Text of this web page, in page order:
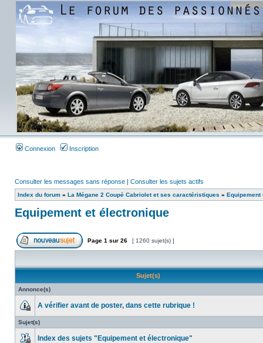
Connexion Inscription
Consulter les messages sans réponse | Consulter les sujets actifs
Index du forum » La Mégane 2 Coupé Cabriolet et ses caractéristiques » Equipement
Equipement et électronique
Page 1 sur 26 [ 1260 sujet(s) ]
Sujet(s)
Annonce(s)
A vérifier avant de poster, dans cette rubrique !
Sujet(s)
Index des sujets "Equipement et électronique"